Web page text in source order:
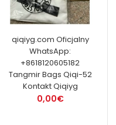
qiqiyg.com Oficjalny
WhatsApp:
+8618120605182
Tangmir Bags Qiqi-52
Kontakt Qiqiyg
0,00€